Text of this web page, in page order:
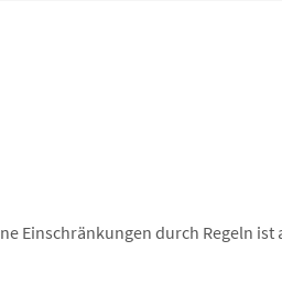
Einschränkungen durch Regeln